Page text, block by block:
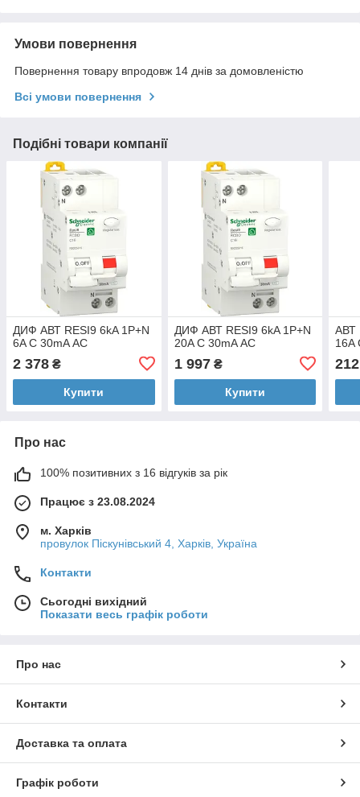
Умови повернення
Повернення товару впродовж 14 днів за домовленістю
Всі умови повернення
Подібні товари компанії
ДИФ АВТ RESI9 6kA 1P+N
6A C 30mA АC
2 378 ₴
Купити
ДИФ АВТ RESI9 6kA 1P+N
20A C 30mA АC
1 997₴
Купити
АВТ
16A
212
Про нас
100% позитивних з 16 відгуків за рік
Працює з 23.08.2024
м. Харків
провулок Піскунівський 4, Харків, Україна
Контакти
Сьогодні вихідний
Показати весь графік роботи
Про нас
Контакти
Доставка та оплата
Графік роботи